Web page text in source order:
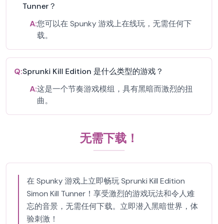
Tunner？
A:您可以在 Spunky 游戏上在线玩，无需任何下
载。
Q:Sprunki Kill Edition 是什么类型的游戏？
A:这是一个节奏游戏模组，具有黑暗而激烈的扭
曲。
无需下载！
在 Spunky 游戏上立即畅玩 Sprunki Kill Edition
Simon Kill Tunner！享受激烈的游戏玩法和令人难
忘的音景，无需任何下载。立即潜入黑暗世界，体
验刺激！